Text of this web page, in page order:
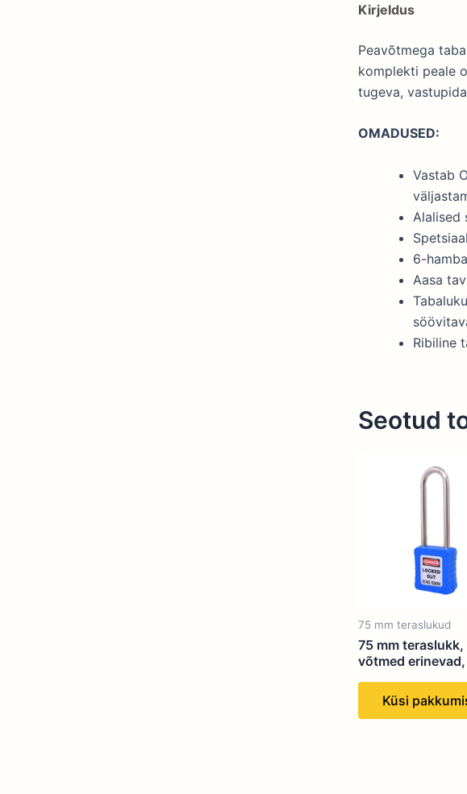
Kirjeldus
Peavõtmega
komplekti peale
tugeva,
OMADUSED:
Vastab
Alalised
6-
Aasa
Ribiline
Seotud
75 mm teraslukud
75 mm teraslukk,
võtmed
Küsi